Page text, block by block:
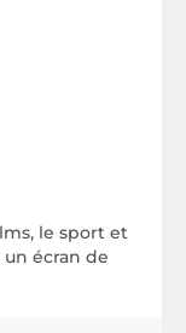
le sport et
écran de